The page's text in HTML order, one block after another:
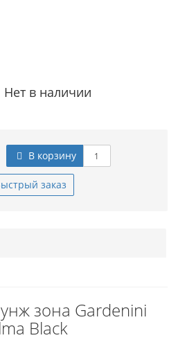
Нет в наличии
В корзину
заказ
зона Gardenini
Black